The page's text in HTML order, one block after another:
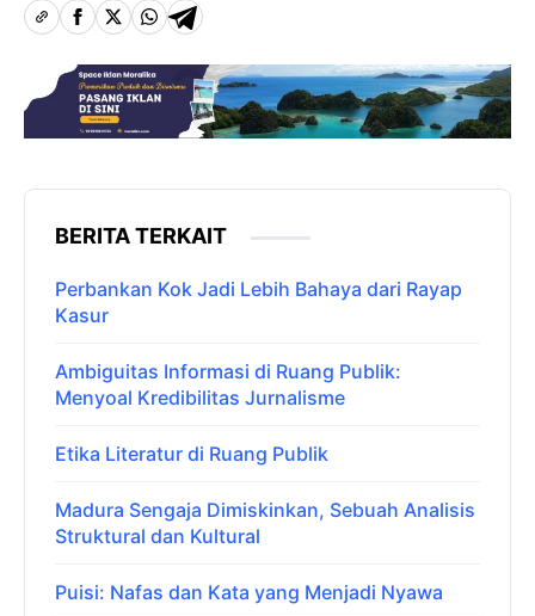
BERITA TERKAIT
Perbankan Kok Jadi Lebih Bahaya dari Rayap
Kasur
Ambiguitas Informasi di Ruang Publik:
Menyoal Kredibilitas Jurnalisme
Etika Literatur di Ruang Publik
Madura Sengaja Dimiskinkan, Sebuah Analisis
Struktural dan Kultural
Puisi: Nafas dan Kata yang Menjadi Nyawa